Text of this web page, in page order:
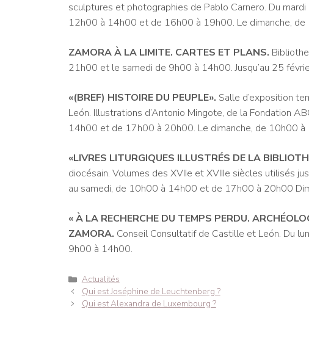
sculptures et photographies de Pablo Carnero. Du
12h00 à 14h00 et de 16h00 à 19h00. Le dimanche, de
ZAMORA À LA LIMITE. CARTES ET PLANS.
21h00 et le samedi de 9h00 à 14h00. Jusqu’au 25
«(BREF) HISTOIRE DU PEUPLE». Salle d’exposition
León. Illustrations d’Antonio Mingote, de la Fondation
14h00 et de 17h00 à 20h00. Le dimanche, de 10h00 à
«LIVRES LITURGIQUES ILLUSTRÉS DE LA
diocésain. Volumes des XVIIe et XVIIIe siècles utilisés
au samedi, de 10h00 à 14h00 et de 17h00 à 20h00
« À LA RECHERCHE DU TEMPS PERDU.
ZAMORA. Conseil Consultatif de Castille et León. Du
9h00 à 14h00.
Catégories
Actualités
Navigation
des
Qui est Joséphine de Leuchtenberg ?
Qui est Alexandra de Luxembourg ?